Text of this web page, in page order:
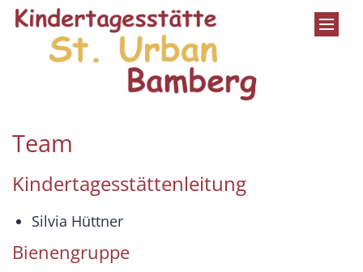
Zum Inhalt springen
Team
Kindertagesstättenleitung
Silvia Hüttner
Bienengruppe